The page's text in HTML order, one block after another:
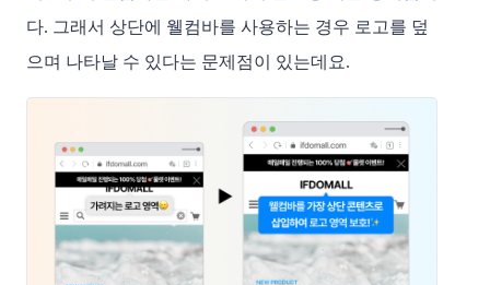
다. 그래서 상단에 웰컴바를 사용하는 경우 로고를 덮
으며 나타날 수 있다는 문제점이 있는데요.